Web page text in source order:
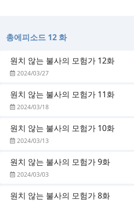
총에피소드 12 화
원치 않는 불사의 모험가 12화
2024/03/27
원치 않는 불사의 모험가 11화
2024/03/18
원치 않는 불사의 모험가 10화
2024/03/13
원치 않는 불사의 모험가 9화
2024/03/03
원치 않는 불사의 모험가 8화